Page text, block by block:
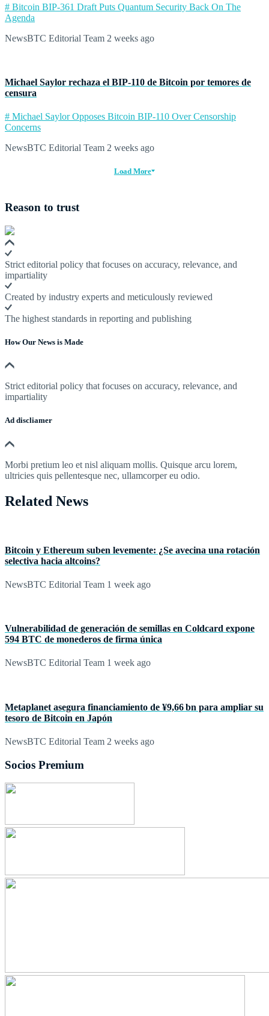
# Bitcoin BIP-361 Draft Puts Quantum Security Back On The
Agenda
NewsBTC Editorial Team 2 weeks ago
Michael Saylor rechaza el BIP‑110 de Bitcoin por temores de
censura
# Michael Saylor Opposes Bitcoin BIP-110 Over Censorship
Concerns
NewsBTC Editorial Team 2 weeks ago
Load More
Reason to trust
Strict editorial policy that focuses on accuracy, relevance, and
impartiality
Created by industry experts and meticulously reviewed
The highest standards in reporting and publishing
How Our News is Made
Strict editorial policy that focuses on accuracy, relevance, and
impartiality
Ad discliamer
Morbi pretium leo et nisl aliquam mollis. Quisque arcu lorem,
ultricies quis pellentesque nec, ullamcorper eu odio.
Related News
Bitcoin y Ethereum suben levemente: ¿Se avecina una rotación
selectiva hacia altcoins?
NewsBTC Editorial Team 1 week ago
Vulnerabilidad de generación de semillas en Coldcard expone
594 BTC de monederos de firma única
NewsBTC Editorial Team 1 week ago
Metaplanet asegura financiamiento de ¥9,66 bn para ampliar su
tesoro de Bitcoin en Japón
NewsBTC Editorial Team 2 weeks ago
Socios Premium